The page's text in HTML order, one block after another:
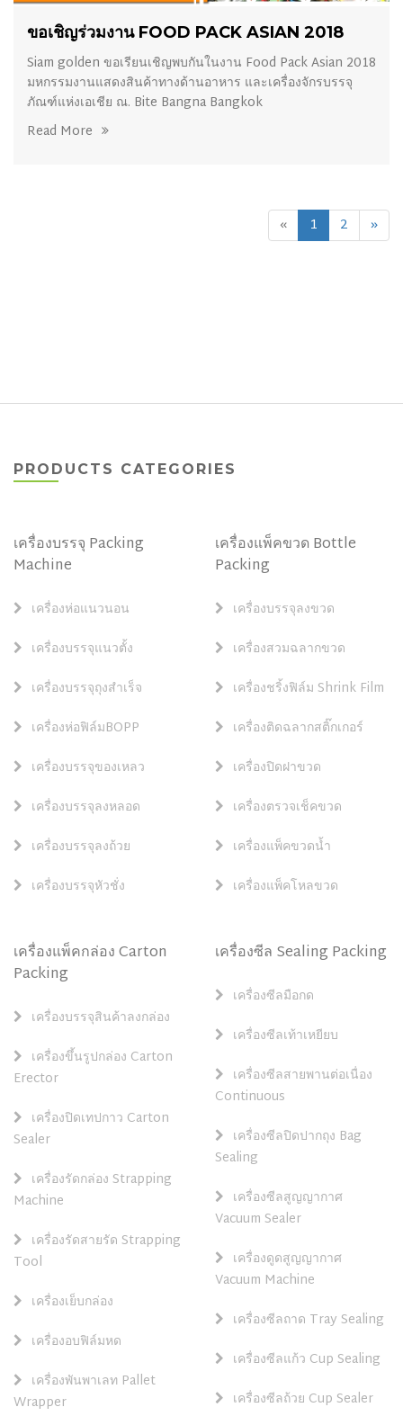
ขอเชิญร่วมงาน FOOD PACK ASIAN 2018
Siam golden ขอเรียนเชิญพบกันในงาน Food Pack Asian 2018
มหกรรมงานแสดงสินค้าทางด้านอาหาร และเครื่องจักรบรรจุ
ภัณฑ์แห่งเอเชีย ณ. Bite Bangna Bangkok
Read More
« 1 2 »
PRODUCTS CATEGORIES
เครื่องบรรจุ Packing
Machine
เครื่องห่อแนวนอน
เครื่องบรรจุแนวตั้ง
เครื่องบรรจุถุงสำเร็จ
เครื่องห่อฟิล์มBOPP
เครื่องบรรจุของเหลว
เครื่องบรรจุลงหลอด
เครื่องบรรจุลงถ้วย
เครื่องบรรจุหัวชั่ง
เครื่องแพ็คขวด Bottle
Packing
เครื่องบรรจุลงขวด
เครื่องสวมฉลากขวด
เครื่องชริ้งฟิล์ม Shrink Film
เครื่องติดฉลากสติ๊กเกอร์
เครื่องปิดฝาขวด
เครื่องตรวจเช็คขวด
เครื่องแพ็คขวดน้ำ
เครื่องแพ็คโหลขวด
เครื่องแพ็คกล่อง Carton
Packing
เครื่องบรรจุสินค้าลงกล่อง
เครื่องขึ้นรูปกล่อง Carton
Erector
เครื่องปิดเทปกาว Carton
Sealer
เครื่องรัดกล่อง Strapping
Machine
เครื่องรัดสายรัด Strapping
Tool
เครื่องเย็บกล่อง
เครื่องอบฟิล์มหด
เครื่องพันพาเลท Pallet
Wrapper
เครื่องซีล Sealing Packing
เครื่องซีลมือกด
เครื่องซีลเท้าเหยียบ
เครื่องซีลสายพานต่อเนื่อง
Continuous
เครื่องซีลปิดปากถุง Bag
Sealing
เครื่องซีลสูญญากาศ
Vacuum Sealer
เครื่องดูดสูญญากาศ
Vacuum Machine
เครื่องซีลถาด Tray Sealing
เครื่องซีลแก้ว Cup Sealing
เครื่องซีลถ้วย Cup Sealer